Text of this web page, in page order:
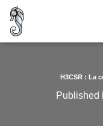
H3CSR : La
Published